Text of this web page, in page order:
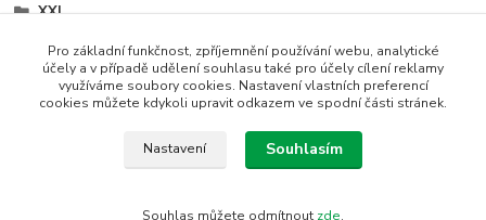
XXL
bílá
černá
Pro základní funkčnost, zpříjemnění používání webu, analytické
účely a v případě udělení souhlasu také pro účely cílení reklamy
využíváme soubory cookies. Nastavení vlastních preferencí
cookies můžete kdykoli upravit odkazem ve spodní části stránek.
Nastavení Souhlasím
Souhlas můžete odmítnout zde.